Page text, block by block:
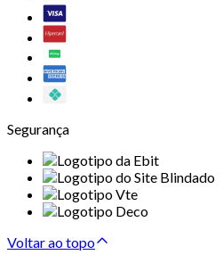
Segurança
Voltar ao topo